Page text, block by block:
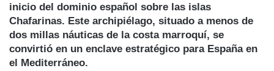
inicio del dominio español sobre las islas
Chafarinas. Este archipiélago, situado a menos de
dos millas náuticas de la costa marroquí, se
convirtió en un enclave estratégico para España en
el Mediterráneo.